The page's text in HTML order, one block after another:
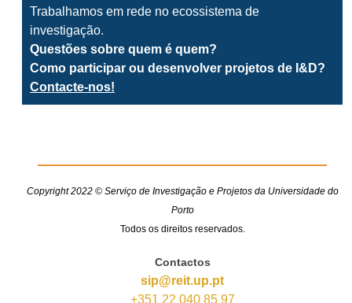
Trabalhamos em rede no ecossistema de
investigação.
Questões sobre quem é quem?
Como participar ou desenvolver projetos de I&D?
Contacte-nos!
Copyright 2022 © Serviço de Investigação e Projetos da Universidade do
Porto
Todos os direitos reservados.
Contactos
sip@reit.up.pt
+351 22 040 85 97